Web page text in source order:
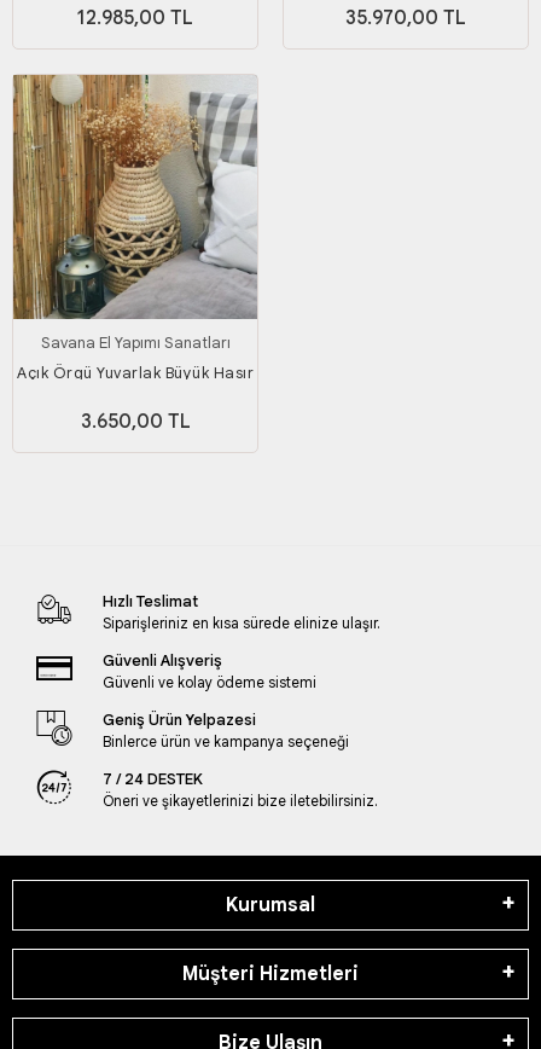
12.985,00 TL 35.970,00 TL
Savana El Yapımı Sanatları
Açık Örgü Yuvarlak Büyük Hasır
3.650,00 TL
Hızlı Teslimat
Siparişleriniz en kısa sürede elinize ulaşır.
Güvenli Alışveriş
Güvenli ve kolay ödeme sistemi
Geniş Ürün Yelpazesi
Binlerce ürün ve kampanya seçeneği
7 / 24 DESTEK
Öneri ve şikayetlerinizi bize iletebilirsiniz.
Kurumsal
Müşteri Hizmetleri
Bize Ulaşın